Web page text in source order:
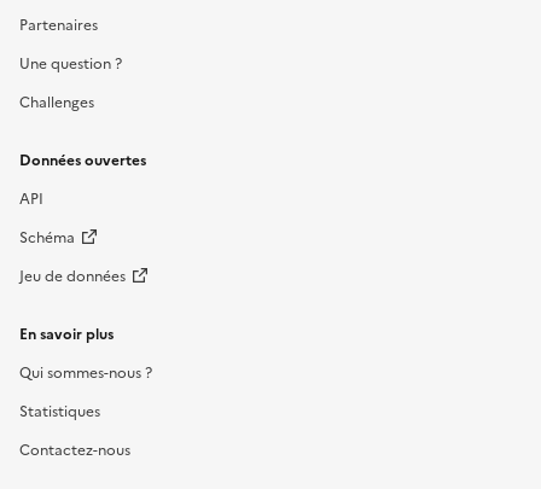
Partenaires
Une question ?
Challenges
Données ouvertes
API
Schéma
Jeu de données
En savoir plus
Qui sommes-nous ?
Statistiques
Contactez-nous